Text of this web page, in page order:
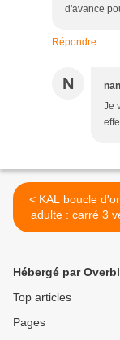
d'avance
Répondre
N
Je
< KAL boucle d'or version
adulte : carré 3
Hébergé par
Top articles
Pages